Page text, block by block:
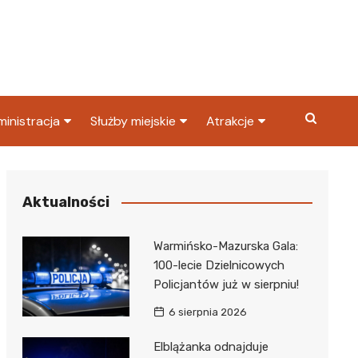
Skarbowy
Służby miejskie
Policja
Atrakcje
Aktualności
Warmińsko-Mazurska Gala:
100-lecie Dzielnicowych
Policjantów już w sierpniu!
6 sierpnia 2026
Elblążanka odnajduje